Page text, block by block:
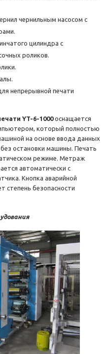
чернильным насосом с
цилиндра с
роликов.
непрерывной печати
YT-6-1000оснащается
который полностью
на основе ввода данных
остановки машины. Печать
режиме. Метраж
автоматически с
Кнопка аварийной
степень безопасности